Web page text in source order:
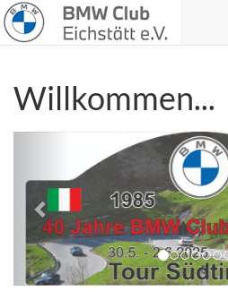
Willkommen...